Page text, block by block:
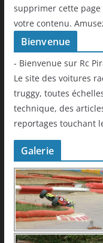
supprimer cette
votre contenu.
Bienvenue
- Bienvenue sur Rc
Le site des voitures
truggy, toutes
technique, des
reportages touchant
Galerie